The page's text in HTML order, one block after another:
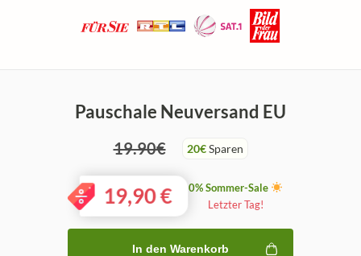
Pauschale Neuversand EU
19.90€ 20€Sparen
19,90€
0% Sommer-Sale
Letzter Tag!
In den Warenkorb